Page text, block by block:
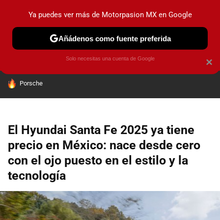
PRUEBAS INDUSTRIA HOY NO CIRCULA
HOY SE HABLA DE
Porsche
El Hyundai Santa Fe 2025 ya tiene
precio en México: nace desde cero
con el ojo puesto en el estilo y la
tecnología
×
Ya puedes ver más de Motorpasion MX en Google
Añádenos como fuente preferida
Solo necesitas una cuenta de Google